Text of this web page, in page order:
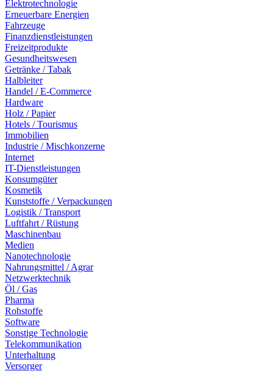
Elektrotechnologie
Erneuerbare Energien
Fahrzeuge
Finanzdienstleistungen
Freizeitprodukte
Gesundheitswesen
Getränke / Tabak
Halbleiter
Handel / E-Commerce
Hardware
Holz / Papier
Hotels / Tourismus
Immobilien
Industrie / Mischkonzerne
Internet
IT-Dienstleistungen
Konsumgüter
Kosmetik
Kunststoffe / Verpackungen
Logistik / Transport
Luftfahrt / Rüstung
Maschinenbau
Medien
Nanotechnologie
Nahrungsmittel / Agrar
Netzwerktechnik
Öl / Gas
Pharma
Rohstoffe
Software
Sonstige Technologie
Telekommunikation
Unterhaltung
Versorger